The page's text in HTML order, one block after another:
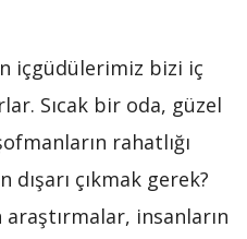
içgüdülerimiz bizi iç
Sıcak bir oda, güzel
rahatlığı
çıkmak gerek?
insanların